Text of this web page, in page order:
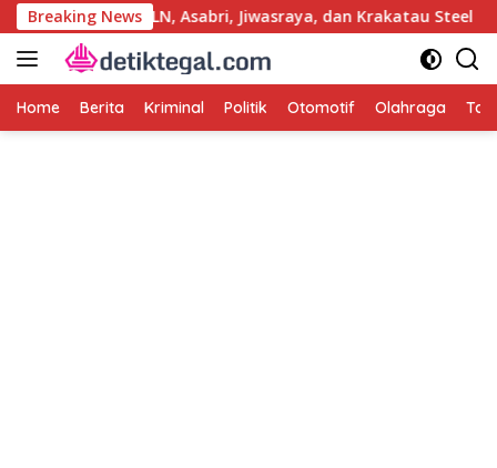
Langsung
ke
konten
Breaking News
Korupsi PLN, Asabri, Jiwasraya, dan Krakatau Steel
Home Berita Kriminal Politik Otomotif Olahraga